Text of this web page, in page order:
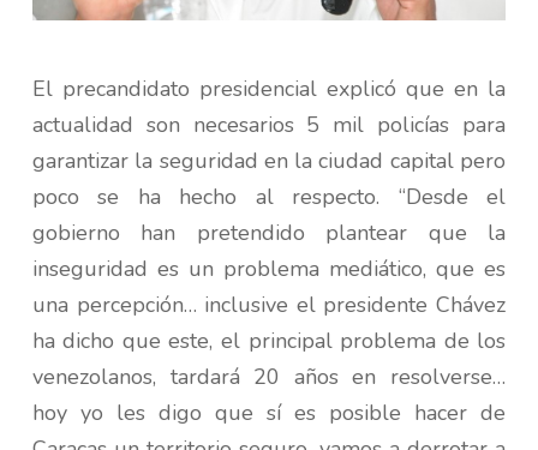
El precandidato presidencial explicó que en la
actualidad son necesarios 5 mil policías para
garantizar la seguridad en la ciudad capital pero
poco se ha hecho al respecto. “Desde el
gobierno han pretendido plantear que la
inseguridad es un problema mediático, que es
una percepción… inclusive el presidente Chávez
ha dicho que este, el principal problema de los
venezolanos, tardará 20 años en resolverse…
hoy yo les digo que sí es posible hacer de